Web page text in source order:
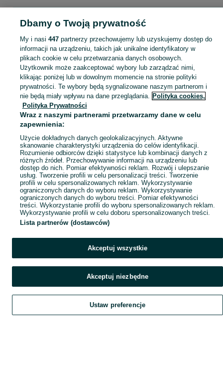
palety ze zwrotami
Sprzedaż pozostałych artykułów dla firm Kraków ▶️ Nowe i używane oferty ✅ Szeroki wybór w najlepszych cenach ✌ Przeglądaj ogłoszenia na OLX.pl!
Mapa kategorii
Mapa miejscowości
Mapa ministron
Popularne wyszukiwania
Szukaj Obserwujesz Dodaj Czat Konto
Dbamy o Twoją prywatność
My i nasi 447partnerzy przechowujemy lub uzyskujemy dostęp do
informacji na urządzeniu, takich jak unikalne identyfikatory w
plikach cookie w celu przetwarzania danych osobowych.
Użytkownik może zaakceptować wybory lub zarządzać nimi,
klikając poniżej lub w dowolnym momencie na stronie polityki
prywatności. Te wybory będą sygnalizowane naszym partnerom i
nie będą miały wpływu na dane przeglądania. Polityka cookies,
Polityka Prywatności
Wraz z naszymi partnerami przetwarzamy dane w celu
zapewnienia:
Użycie dokładnych danych geolokalizacyjnych. Aktywne
skanowanie charakterystyki urządzenia do celów identyfikacji.
Rozumienie odbiorców dzięki statystyce lub kombinacji danych z
różnych źródeł. Przechowywanie informacji na urządzeniu lub
dostęp do nich. Pomiar efektywności reklam. Rozwój i ulepszanie
usług. Tworzenie profili w celu personalizacji treści. Tworzenie
profili w celu spersonalizowanych reklam. Wykorzystywanie
ograniczonych danych do wyboru reklam. Wykorzystywanie
ograniczonych danych do wyboru treści. Pomiar efektywności
treści. Wykorzystanie profili do wyboru spersonalizowanych reklam.
Wykorzystywanie profili w celu doboru spersonalizowanych treści.
Lista partnerów (dostawców)
Akceptuj wszystkie
Akceptuj niezbędne
Ustaw preferencje